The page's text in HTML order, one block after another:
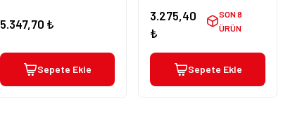
5.347,70 ₺
Sepete Ekle
3.275,40
₺
SON 8
ÜRÜN
Sepete Ekle